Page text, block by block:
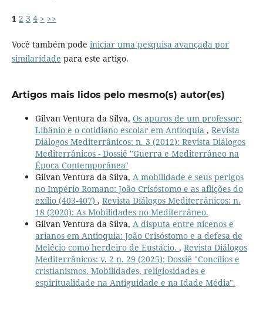
1 2 3 4 > >>
Você também pode iniciar uma pesquisa avançada por
similaridade para este artigo.
Artigos mais lidos pelo mesmo(s) autor(es)
Gilvan Ventura da Silva, Os apuros de um professor:
Libânio e o cotidiano escolar em Antioquia , Revista
Diálogos Mediterrânicos: n. 3 (2012): Revista Diálogos
Mediterrânicos - Dossiê "Guerra e Mediterrâneo na
Época Contemporânea"
Gilvan Ventura da Silva, A mobilidade e seus perigos
no Império Romano: João Crisóstomo e as aflições do
exílio (403-407) , Revista Diálogos Mediterrânicos: n.
18 (2020): As Mobilidades no Mediterrâneo.
Gilvan Ventura da Silva, A disputa entre nicenos e
arianos em Antioquia: João Crisóstomo e a defesa de
Melécio como herdeiro de Eustácio. , Revista Diálogos
Mediterrânicos: v. 2 n. 29 (2025): Dossiê "Concílios e
cristianismos. Mobilidades, religiosidades e
espiritualidade na Antiguidade e na Idade Média".